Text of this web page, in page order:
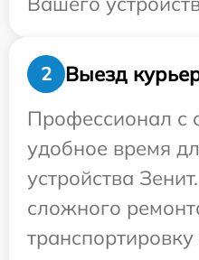
2
Выезд
Профессионал с
удобное время
устройства
сложного